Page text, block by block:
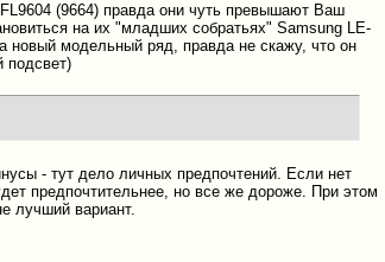
(9664) правда они чуть превышают Ваш
на их "младших собратьях" Samsung LE-
новый модельный ряд, правда не скажу, что он
подсвет)
- тут дело личных предпочтений. Если нет
предпочтительнее, но все же дороже. При этом
лучший вариант.